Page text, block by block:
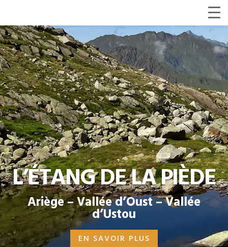
L’ÉTANG DE LA PIÈDE
Ariège – Vallée d’Oust – Vallée
d’Ustou
EN SAVOIR PLUS